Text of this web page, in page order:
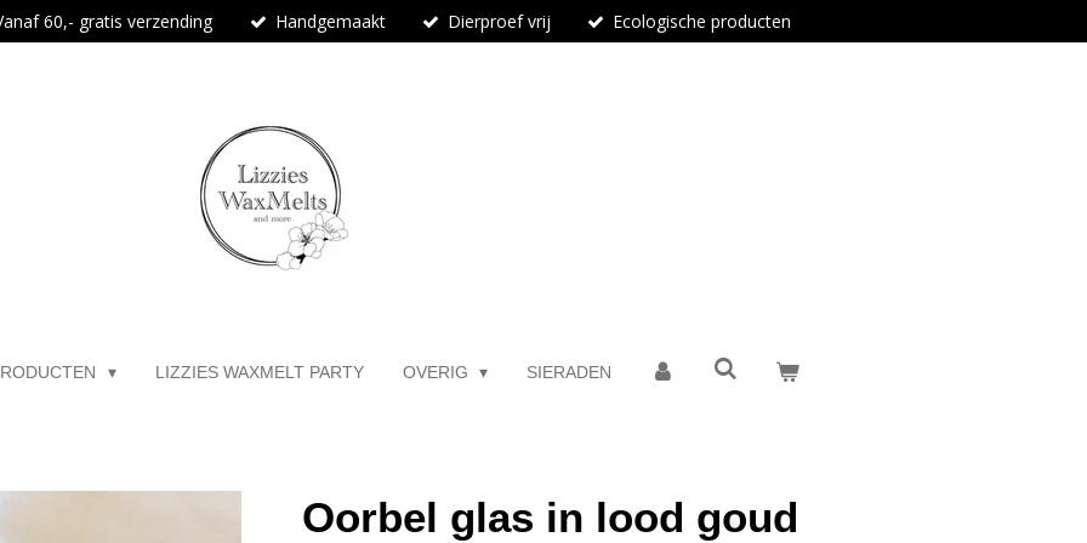
60,- gratis verzending Handgemaakt Dierproef vrij Ecologische producten
LIZZIES WAXMELT PARTY OVERIG SIERADEN
Oorbel glas in lood goud